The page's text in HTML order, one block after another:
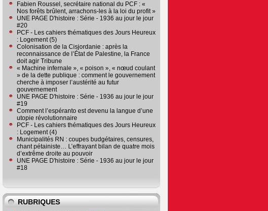
Fabien Roussel, secrétaire national du PCF : «
Nos forêts brûlent, arrachons-les à la loi du profit »
UNE PAGE D'histoire : Série - 1936 au jour le jour
#20
PCF - Les cahiers thématiques des Jours Heureux
: Logement (5)
Colonisation de la Cisjordanie : après la
reconnaissance de l’État de Palestine, la France
doit agir Tribune
« Machine infernale », « poison », « nœud coulant
» de la dette publique : comment le gouvernement
cherche à imposer l’austérité au futur
gouvernement
UNE PAGE D'histoire : Série - 1936 au jour le jour
#19
Comment l’espéranto est devenu la langue d’une
utopie révolutionnaire
PCF - Les cahiers thématiques des Jours Heureux
: Logement (4)
Municipalités RN : coupes budgétaires, censures,
chant pétainiste… L’effrayant bilan de quatre mois
d’extrême droite au pouvoir
UNE PAGE D'histoire : Série - 1936 au jour le jour
#18
RUBRIQUES